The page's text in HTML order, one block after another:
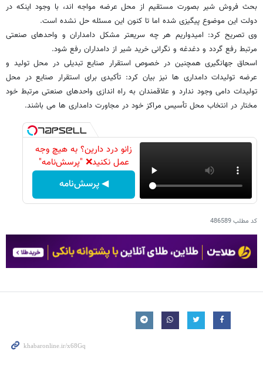
بحث فروش شیر بصورت مستقیم از محل عرضه مواجه اند، با وجود اینکه در
دولت این موضوع پیگیزی شده اما تا کنون این مسئله حل نشده است.
وی تصریح کرد: امیدواریم هر چه سریعتر مشکل دامداران و واحدهای صنعتی
مرتبط رفع گردد و دغدغه و نگرانی خرید شیر از دامداران رفع شود.
اسحاق جهانگیری همچنین در خصوص استقرار صنایع تبدیلی در محل تولید و
عرضه تولیدات دامداری ها نیز بیان کرد: تأکیدی برای استقرار صنایع در محل
تولیدات دامی وجود ندارد و علاقمندان به راه اندازی واحدهای صنعتی مرتبط خود
مختار در انتخاب محل تأسیس مراکز خود در مجاورت دامداری ها می باشند.
زانو درد دارین؟ به هیچ وجه
عمل نکنید❌ "پرسش‌نامه"
◀ پرسش‌نامه
کد مطلب486589